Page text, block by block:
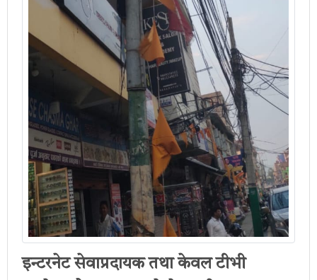
इन्टरनेट सेवाप्रदायक तथा केवल टीभी